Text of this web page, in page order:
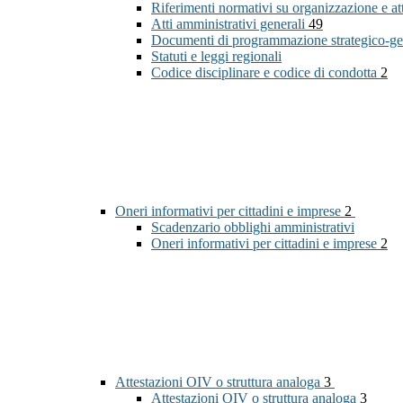
Riferimenti normativi su organizzazione e
Atti amministrativi generali 49
Documenti di programmazione strategico-
Statuti e leggi regionali
Codice disciplinare e codice di condotta 2
Oneri informativi per cittadini e imprese 2
Scadenzario obblighi amministrativi
Oneri informativi per cittadini e imprese 2
Attestazioni OIV o struttura analoga 3
Attestazioni OIV o struttura analoga 3